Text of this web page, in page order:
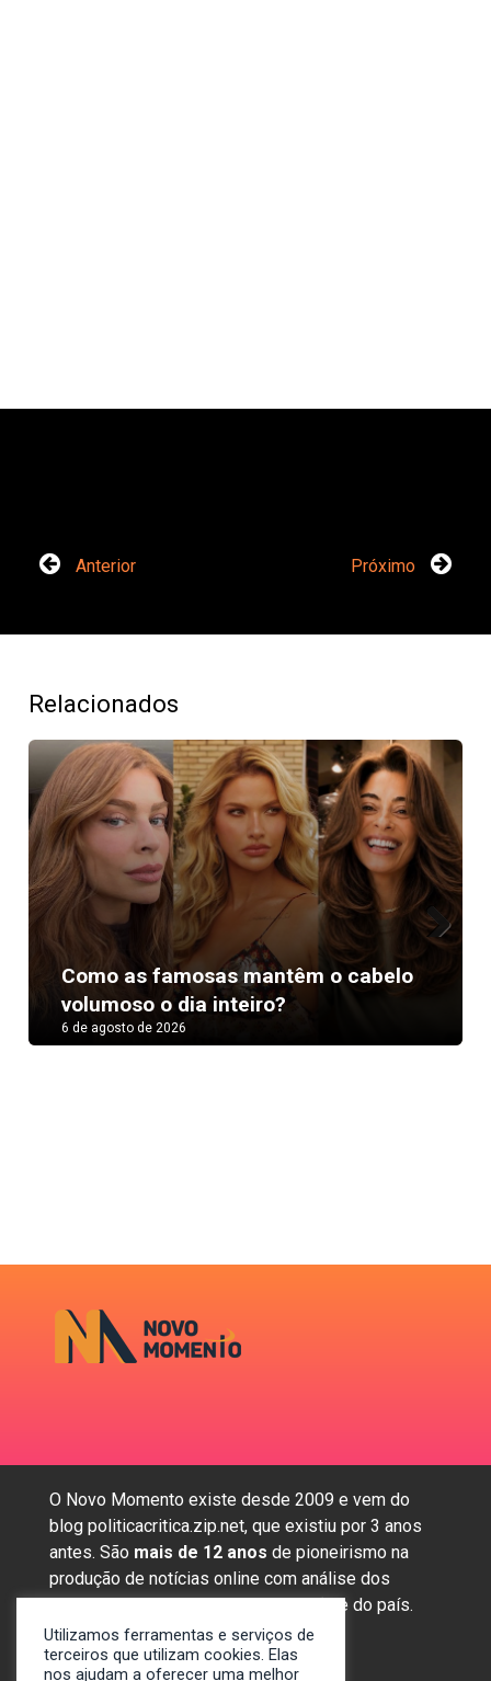
Anterior Próximo
Relacionados
Como as famosas mantêm o cabelo
volumoso o dia inteiro?
6 de agosto de 2026
O Novo Momento existe desde 2009 e vem do
blog politicacritica.zip.net, que existiu por 3 anos
antes. São mais de 12 anos de pioneirismo na
produção de notícias online com análise dos
assuntos mais importantes da região e do país.
Utilizamos ferramentas e serviços de
terceiros que utilizam cookies. Elas
nos ajudam a oferecer uma melhor